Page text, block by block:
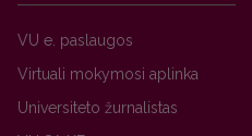
VU e. paslaugos
Virtuali mokymosi aplinka
Universiteto žurnalistas